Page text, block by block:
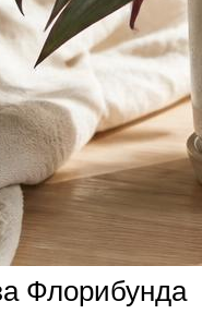
Флорибунда